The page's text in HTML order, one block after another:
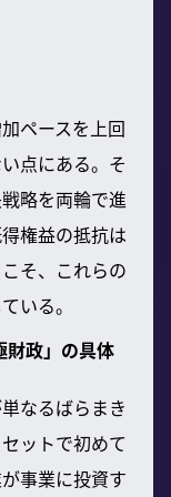
ペースを上回
点にある。そ
略を両輪で進
権益の抵抗は
そ、これらの
いる。
財政」の具体
なるばらまき
ットで初めて
事業に投資す